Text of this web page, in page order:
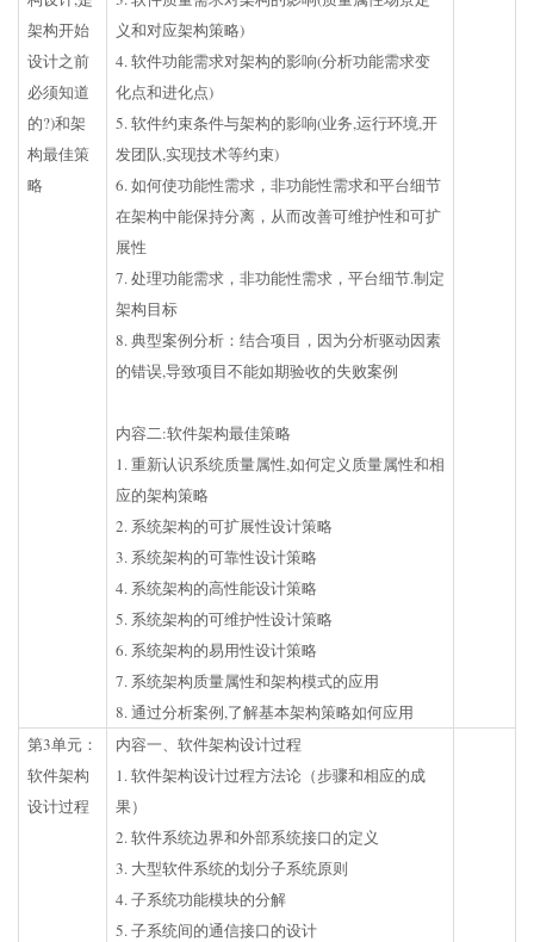
架构开始
设计之前
必须知道
的?)和架
构最佳策
略
义和对应架构策略)
4. 软件功能需求对架构的影响(分析功能需求变
化点和进化点)
5. 软件约束条件与架构的影响(业务,运行环境,开
发团队,实现技术等约束)
6. 如何使功能性需求，非功能性需求和平台细节
在架构中能保持分离，从而改善可维护性和可扩
展性
7. 处理功能需求，非功能性需求，平台细节.制定
架构目标
8. 典型案例分析：结合项目，因为分析驱动因素
的错误,导致项目不能如期验收的失败案例
内容二:软件架构最佳策略
1. 重新认识系统质量属性,如何定义质量属性和相
应的架构策略
2. 系统架构的可扩展性设计策略
3. 系统架构的可靠性设计策略
4. 系统架构的高性能设计策略
5. 系统架构的可维护性设计策略
6. 系统架构的易用性设计策略
7. 系统架构质量属性和架构模式的应用
8. 通过分析案例,了解基本架构策略如何应用
第3单元：
软件架构
设计过程
内容一、软件架构设计过程
1. 软件架构设计过程方法论（步骤和相应的成
果）
2. 软件系统边界和外部系统接口的定义
3. 大型软件系统的划分子系统原则
4. 子系统功能模块的分解
5. 子系统间的通信接口的设计